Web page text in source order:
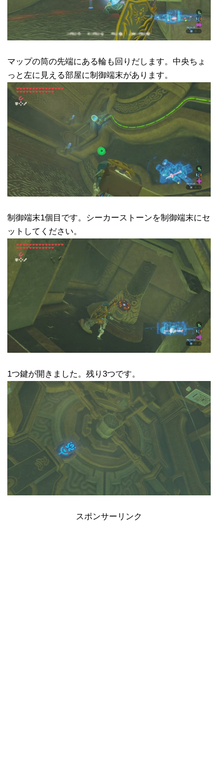
マップの筒の先端にある輪も回りだします。中央ちょ
っと左に見える部屋に制御端末があります。
制御端末1個目です。シーカーストーンを制御端末にセ
ットしてください。
1つ鍵が開きました。残り3つです。
スポンサーリンク